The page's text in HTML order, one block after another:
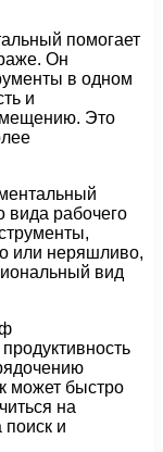
помогает
Он
в одном
и
Это
вида рабочего
или неряшливо,
вид
может быстро
на
и